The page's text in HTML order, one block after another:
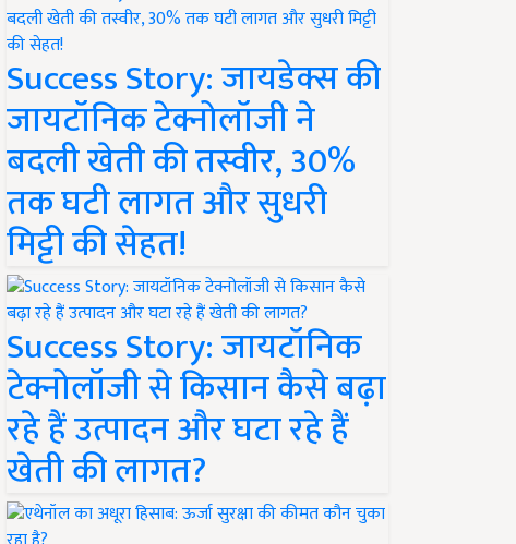
Success Story: जायडेक्स की
जायटॉनिक टेक्नोलॉजी ने
बदली खेती की तस्वीर, 30%
तक घटी लागत और सुधरी
मिट्टी की सेहत!
Success Story: जायटॉनिक
टेक्नोलॉजी से किसान कैसे बढ़ा
रहे हैं उत्पादन और घटा रहे हैं
खेती की लागत?